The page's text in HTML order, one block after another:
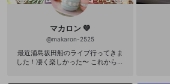
マカロン 💚
@makaron-2525
最近浦島坂田船のライブ行ってきま
した！凄く楽しかった〜 これからず